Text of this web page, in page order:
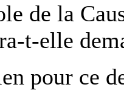
de la
t-elle
pour ce